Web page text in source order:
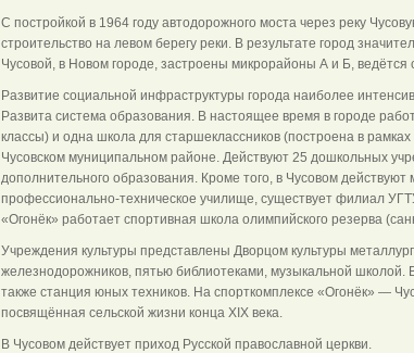
С постройкой в 1964 году автодорожного моста через реку
строительство на левом берегу реки. В результате город
Чусовой, в Новом городе, застроены микрорайоны А и Б, ведётся
Развитие социальной инфраструктуры города наиболее
Развита система образования. В настоящее время в городе
классы) и одна школа для старшеклассников (построена в
Чусовском муниципальном районе. Действуют 25 дошкольных
дополнительного образования. Кроме того, в Чусовом
профессионально-техническое училище, существует филиал
«Огонёк» работает спортивная школа олимпийского резерва
Учреждения культуры представлены Дворцом культуры
железнодорожников, пятью библиотеками, музыкальной
также станция юных техников. На спорткомплексе «Огонёк» —
посвящённая сельской жизни конца XIX века.
В Чусовом действует приход Русской православной церкви.